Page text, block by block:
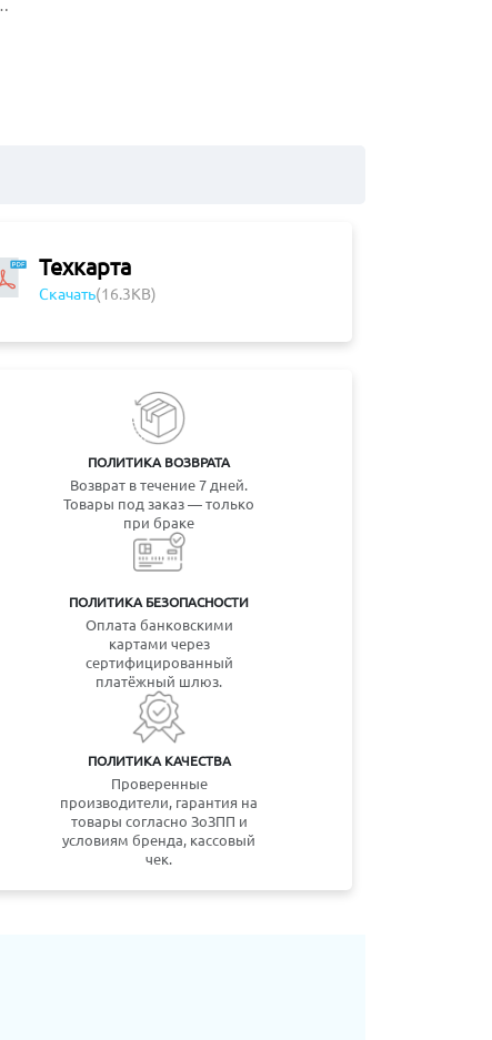
Техкарта
Скачать(16.3KB)
ПОЛИТИКА ВОЗВРАТА
Возврат в течение 7 дней.
Товары под заказ — только
при браке
ПОЛИТИКА БЕЗОПАСНОСТИ
Оплата банковскими
картами через
сертифицированный
платёжный шлюз.
ПОЛИТИКА КАЧЕСТВА
Проверенные
производители, гарантия на
товары согласно ЗоЗПП и
условиям бренда, кассовый
чек.